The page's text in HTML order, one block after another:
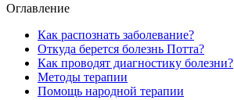
Оглавление
Как распознать заболевание?
Откуда берется болезнь Потта?
Как проводят диагностику болезни?
Методы терапии
Помощь народной терапии